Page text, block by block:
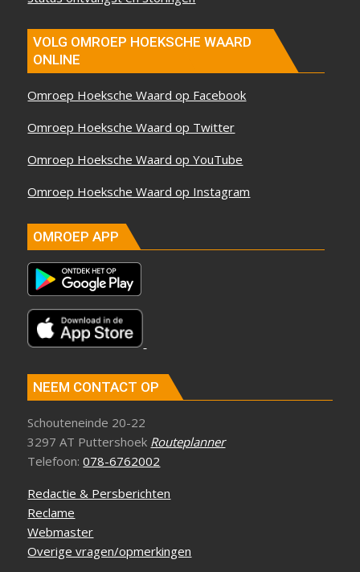
VOLG OMROEP HOEKSCHE WAARD
ONLINE
Omroep Hoeksche Waard op Facebook
Omroep Hoeksche Waard op Twitter
Omroep Hoeksche Waard op YouTube
Omroep Hoeksche Waard op Instagram
OMROEP APP
NEEM CONTACT OP
Schouteneinde 20-22
3297 AT Puttershoek Routeplanner
Telefoon:078-6762002
Redactie & Persberichten
Reclame
Webmaster
Overige vragen/opmerkingen